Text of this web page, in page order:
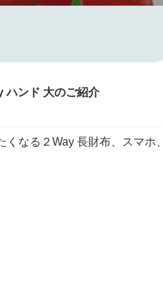
ハンド 大のご紹介
くなる２Way 長財布、スマホ